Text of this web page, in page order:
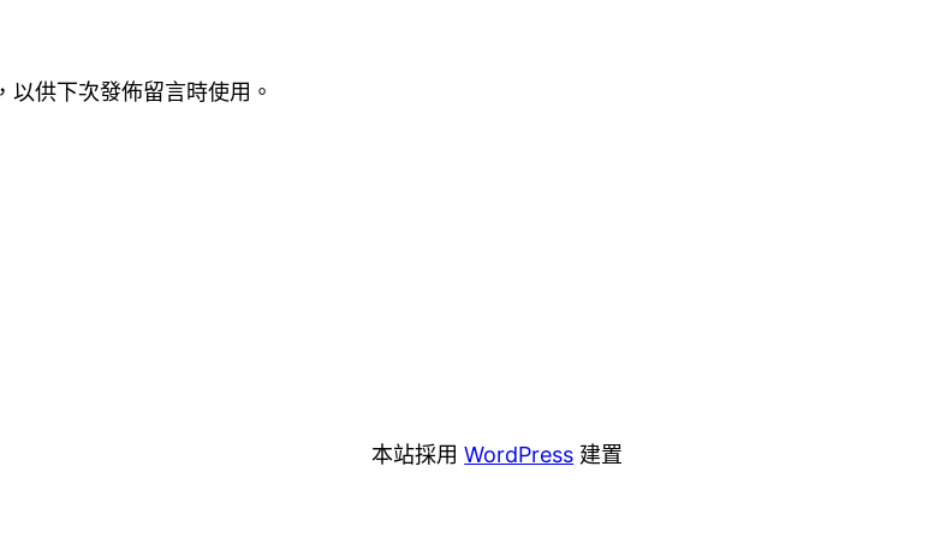
供下次發佈留言時使用。
本站採用WordPress 建置